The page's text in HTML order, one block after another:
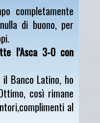
completamente
di buono, per
l’Asca 3-0 con
Banco Latino, ho
così rimane
al